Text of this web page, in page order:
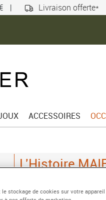
| Livraison offerte*
ACCESSOIRES
L'Histoire
stockage de cookies sur votre